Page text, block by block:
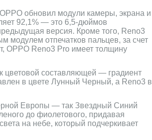
обновил модули камеры, экрана и
92,1% — это 6,5-дюймов
версия. Кроме того, Reno3
модулем отпечатков пальцев, за счет
OPPO Reno3 Pro имеет толщину
цветовой составляющей — градиент
в цвете Лунный Черный, а Reno3 в
Европы — так Звездный Синий
до фиолетового, придавая
на небе, который подчеркивает